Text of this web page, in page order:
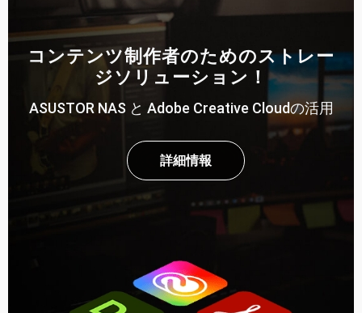
コンテンツ制作者のためのストレー
ジソリューション！
ASUSTOR NAS と Adobe Creative Cloudの活用
詳細情報